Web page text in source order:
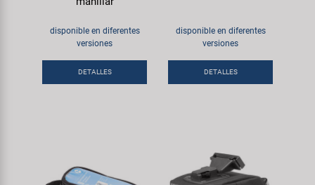
disponible en diferentes
versiones
DETALLES
disponible en diferentes
versiones
DETALLES